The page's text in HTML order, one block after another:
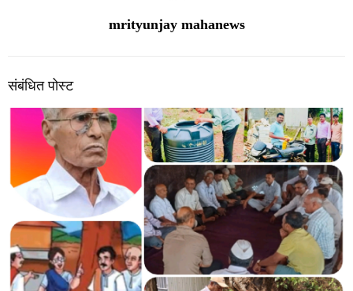
mrityunjay mahanews
संबंधित पोस्ट